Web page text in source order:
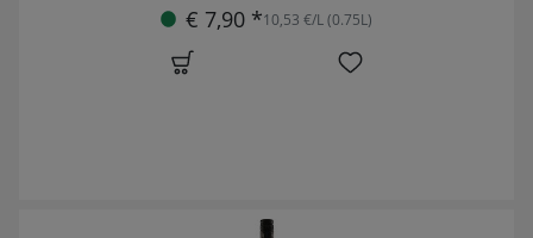
€ 7,90 *10,53 €/L (0.75L)